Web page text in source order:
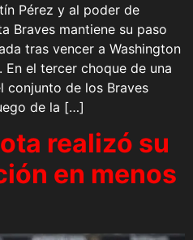
Pérez y al poder de
Braves mantiene su paso
tras vencer a Washington
el tercer choque de una
conjunto de los Braves
de la […]
realizó su
en menos